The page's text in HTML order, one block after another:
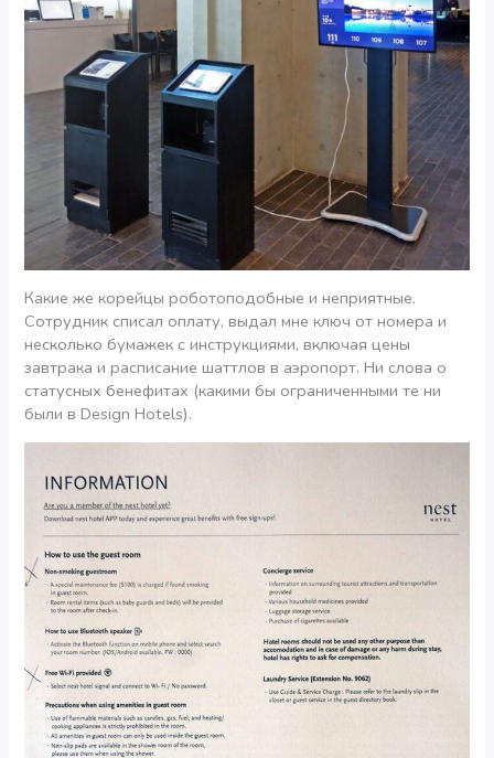
Какие же корейцы роботоподобные и неприятные.
Сотрудник списал оплату, выдал мне ключ от номера и
несколько бумажек с инструкциями, включая цены
завтрака и расписание шаттлов в аэропорт. Ни слова о
статусных бенефитах (какими бы ограниченными те ни
были в Design Hotels).